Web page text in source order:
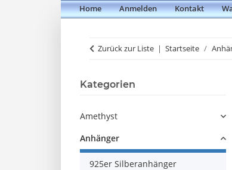
Home Anmelden Kontakt
Zurück zur Liste Startseite
Kategorien
Amethyst
Anhänger
925er Silberanhänger